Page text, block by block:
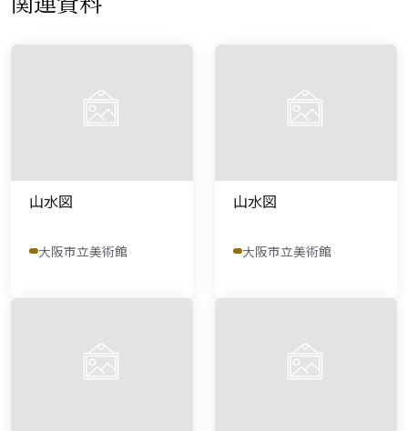
山水図
大阪市立美術館
山水図
大阪市立美術館